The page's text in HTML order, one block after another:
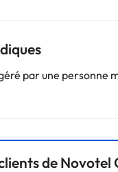
par une personne
de